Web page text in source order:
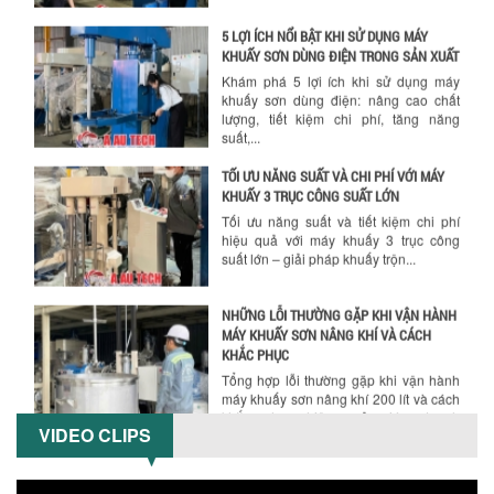
Hướng dẫn thanh toán mua hàng
5 LỢI ÍCH NỔI BẬT KHI SỬ DỤNG MÁY
KHUẤY SƠN DÙNG ĐIỆN TRONG SẢN XUẤT
Khám phá 5 lợi ích khi sử dụng máy
khuấy sơn dùng điện: nâng cao chất
lượng, tiết kiệm chi phí, tăng năng
suất,...
TỐI ƯU NĂNG SUẤT VÀ CHI PHÍ VỚI MÁY
KHUẤY 3 TRỤC CÔNG SUẤT LỚN
Tối ưu năng suất và tiết kiệm chi phí
hiệu quả với máy khuấy 3 trục công
suất lớn – giải pháp khuấy trộn...
NHỮNG LỖI THƯỜNG GẶP KHI VẬN HÀNH
MÁY KHUẤY SƠN NÂNG KHÍ VÀ CÁCH
KHẮC PHỤC
Tổng hợp lỗi thường gặp khi vận hành
máy khuấy sơn nâng khí 200 lít và cách
khắc phục hiệu quả giúp doanh
VIDEO CLIPS